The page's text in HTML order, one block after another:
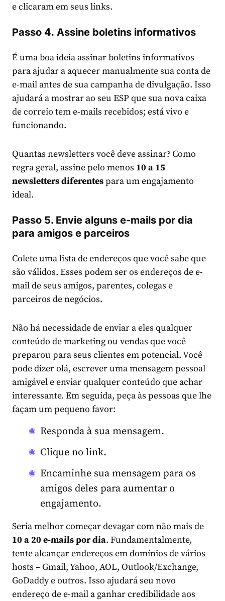
e clicaram em seus links.
Passo 4. Assine boletins informativos
É uma boa ideia assinar boletins informativos
para ajudar a aquecer manualmente sua conta de
e-mail antes de sua campanha de divulgação. Isso
ajudará a mostrar ao seu ESP que sua nova caixa
de correio tem e-mails recebidos; está vivo e
funcionando.
Quantas newsletters você deve assinar? Como
regra geral, assine pelo menos 10 a 15
newsletters diferentespara um engajamento
ideal.
Passo 5. Envie alguns e-mails por dia
para amigos e parceiros
Colete uma lista de endereços que você sabe que
são válidos. Esses podem ser os endereços de e-
mail de seus amigos, parentes, colegas e
parceiros de negócios.
Não há necessidade de enviar a eles qualquer
conteúdo de marketing ou vendas que você
preparou para seus clientes em potencial. Você
pode dizer olá, escrever uma mensagem pessoal
amigável e enviar qualquer conteúdo que achar
interessante. Em seguida, peça às pessoas que lhe
façam um pequeno favor:
Responda à sua mensagem.
Clique no link.
Encaminhe sua mensagem para os
amigos deles para aumentar o
engajamento.
Seria melhor começar devagar com não mais de
10 a 20 e-mails por dia. Fundamentalmente,
tente alcançar endereços em domínios de vários
hosts – Gmail, Yahoo, AOL, Outlook/Exchange,
GoDaddy e outros. Isso ajudará seu novo
endereço de e-mail a ganhar credibilidade aos